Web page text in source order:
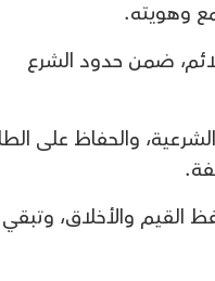
وهويته.
ضمن حدود الشرع
والحفاظ على
القيم والأخلاق، وتبقي